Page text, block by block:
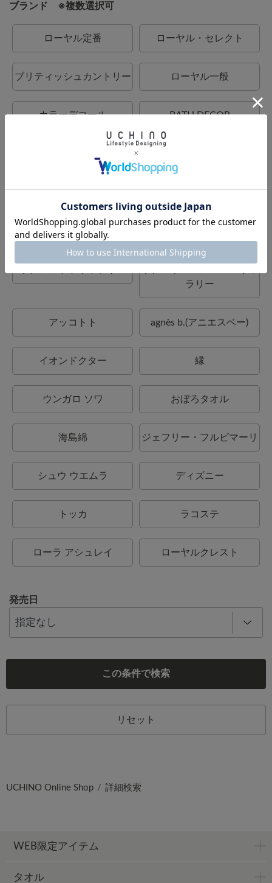
ブランド ※複数選択可
ローヤル定番 ローヤル・セレクト
ブリティッシュカントリー ローヤル一般
カラーデコール BATH DECOR
UCHINO TOUCH UCHINO×mucava
UCHINO art
ラリー
アッコトト agnès b.(アニエスベー)
イオンドクター 縁
ウンガロ ソワ おぼろタオル
海島綿 ジェフリー・フルビマーリ
シュウ ウエムラ ディズニー
トッカ ラコステ
ローラ アシュレイ ローヤルクレスト
発売日
この条件で検索
リセット
UCHINO Online Shop 詳細検索
WEB限定アイテム
タオル